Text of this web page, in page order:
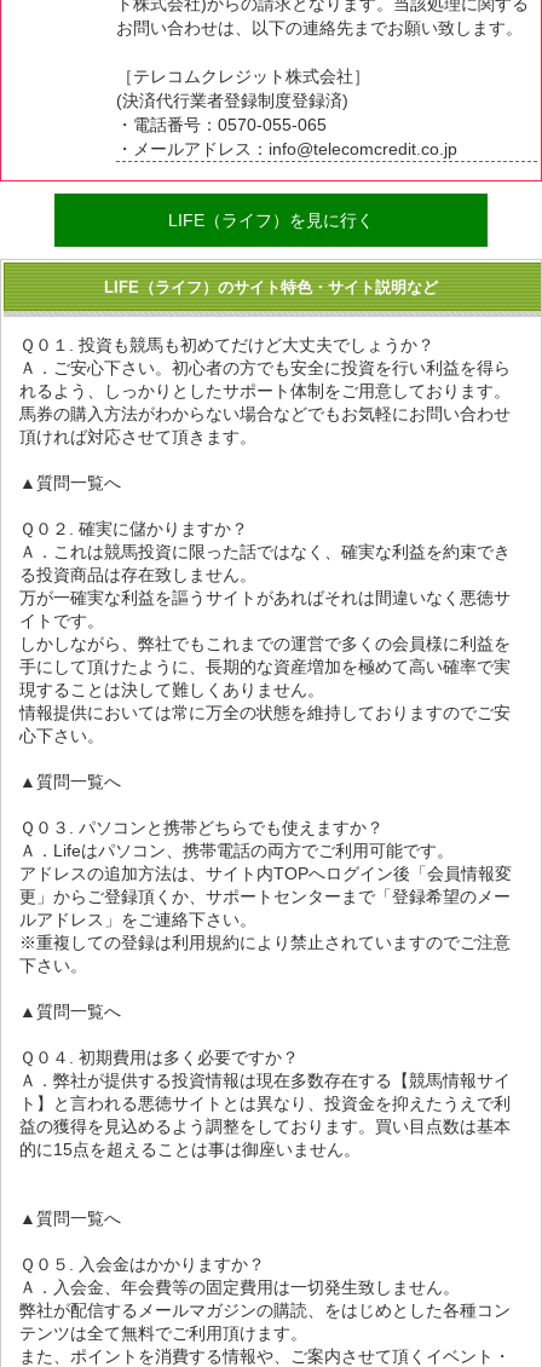
お問い合わせは、以下の連絡先までお願い致します。
［テレコムクレジット株式会社］
(決済代行業者登録制度登録済)
・電話番号：0570-055-065
・メールアドレス：info@telecomcredit.co.jp
LIFE（ライフ）を見に行く
LIFE（ライフ）のサイト特色・サイト説明など
Ｑ０１. 投資も競馬も初めてだけど大丈夫でしょうか？
Ａ．ご安心下さい。初心者の方でも安全に投資を行い利益を得ら
れるよう、しっかりとしたサポート体制をご用意しております。
馬券の購入方法がわからない場合などでもお気軽にお問い合わせ
頂ければ対応させて頂きます。
▲質問一覧へ
Ｑ０２. 確実に儲かりますか？
Ａ．これは競馬投資に限った話ではなく、確実な利益を約束でき
る投資商品は存在致しません。
万が一確実な利益を謳うサイトがあればそれは間違いなく悪徳サ
イトです。
しかしながら、弊社でもこれまでの運営で多くの会員様に利益を
手にして頂けたように、長期的な資産増加を極めて高い確率で実
現することは決して難しくありません。
情報提供においては常に万全の状態を維持しておりますのでご安
心下さい。
▲質問一覧へ
Ｑ０３. パソコンと携帯どちらでも使えますか？
Ａ．Lifeはパソコン、携帯電話の両方でご利用可能です。
アドレスの追加方法は、サイト内TOPへログイン後「会員情報変
更」からご登録頂くか、サポートセンターまで「登録希望のメー
ルアドレス」をご連絡下さい。
※重複しての登録は利用規約により禁止されていますのでご注意
下さい。
▲質問一覧へ
Ｑ０４. 初期費用は多く必要ですか？
Ａ．弊社が提供する投資情報は現在多数存在する【競馬情報サイ
ト】と言われる悪徳サイトとは異なり、投資金を抑えたうえで利
益の獲得を見込めるよう調整をしております。買い目点数は基本
的に15点を超えることは事は御座いません。
▲質問一覧へ
Ｑ０５. 入会金はかかりますか？
Ａ．入会金、年会費等の固定費用は一切発生致しません。
弊社が配信するメールマガジンの購読、をはじめとした各種コン
テンツは全て無料でご利用頂けます。
また、ポイントを消費する情報や、ご案内させて頂くイベント・